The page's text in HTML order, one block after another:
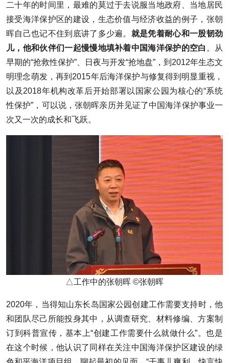
二十年的时间里，最难的莫过于去说服当地政府、当地居民
接受海洋保护区的建设，生态价值与经济收益的例子，张朝
晖自己也记不住到底讲了多少遍。 就是凭着耐心和一股韧劲
儿，他和伙伴们一起慢慢地填补着中国海洋保护的空白 。从
早期的“抢救性保护”、日夜与开发“抢地盘”，到2012年生态文
明理念萌发，再到2015年后海洋保护与修复得到明显重视，
以及2018年机构改革后开始部署以国家公园为核心的“系统
性保护”，可以说，张朝晖亲历并见证了中国海洋保护事业一
次又一次的成长和飞跃。
△工作中的张朝晖 ©张朝晖
2020年，当得知山东长岛国家公园创建工作需要支持时，他
和团队尽己所能投身其中，从调查研究、材料修编、方案制
订到科普宣传，基本上“创建工作需要什么就做什么”。也是
在这个时候，他认识了同样在关注中国海洋保护区建设的绿